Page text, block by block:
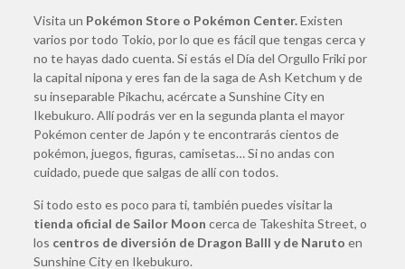
Visita un Pokémon Store o Pokémon Center.Existen
varios por todo Tokio, por lo que es fácil que tengas cerca y
no te hayas dado cuenta. Si estás el Día del Orgullo Friki por
la capital nipona y eres fan de la saga de Ash Ketchum y de
su inseparable Pikachu, acércate a Sunshine City en
Ikebukuro. Allí podrás ver en la segunda planta el mayor
Pokémon center de Japón y te encontrarás cientos de
pokémon, juegos, figuras, camisetas… Si no andas con
cuidado, puede que salgas de allí con todos.
Si todo esto es poco para ti, también puedes visitar la
tienda oficial de Sailor Moon cerca de Takeshita Street, o
los centros de diversión de Dragon Balll y de Naruto en
Sunshine City en Ikebukuro.